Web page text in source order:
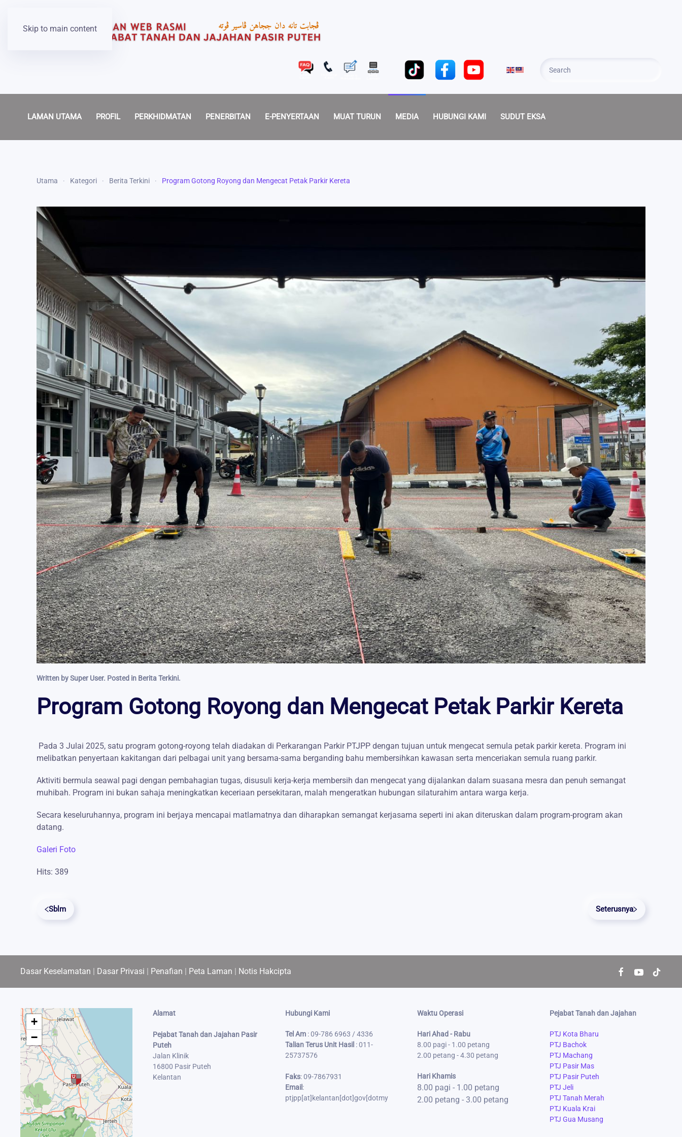
Skip to main content
LAMAN UTAMA PROFIL PERKHIDMATAN PENERBITAN E-PENYERTAAN MUAT TURUN MEDIA HUBUNGI KAMI SUDUT EKSA
Utama Kategori Berita Terkini Program Gotong Royong dan Mengecat Petak Parkir Kereta
Written by Super User. Posted in Berita Terkini.
Program Gotong Royong dan Mengecat Petak Parkir Kereta
Pada 3 Julai 2025, satu program gotong-royong telah diadakan di Perkarangan Parkir PTJPP dengan tujuan untuk mengecat semula petak parkir kereta. Program ini
melibatkan penyertaan kakitangan dari pelbagai unit yang bersama-sama berganding bahu membersihkan kawasan serta menceriakan semula ruang parkir.
Aktiviti bermula seawal pagi dengan pembahagian tugas, disusuli kerja-kerja membersih dan mengecat yang dijalankan dalam suasana mesra dan penuh semangat
muhibah. Program ini bukan sahaja meningkatkan keceriaan persekitaran, malah mengeratkan hubungan silaturahim antara warga kerja.
Secara keseluruhannya, program ini berjaya mencapai matlamatnya dan diharapkan semangat kerjasama seperti ini akan diteruskan dalam program-program akan
datang.
Galeri Foto
Hits: 389
Sblm Seterusnya
Dasar Keselamatan | Dasar Privasi | Penafian | Peta Laman | Notis Hakcipta
+
−
Alamat
Pejabat Tanah dan Jajahan Pasir
Puteh
Jalan Klinik
16800 Pasir Puteh
Kelantan
Hubungi Kami
Tel Am: 09-786 6963 / 4336
Talian Terus Unit Hasil : 011-
25737576
Faks:09-7867931
Email :
ptjpp[at]kelantan[dot]gov[dotmy
Waktu Operasi
Hari Ahad - Rabu
8.00 pagi - 1.00 petang
2.00 petang - 4.30 petang
Hari Khamis
8.00 pagi - 1.00 petang
2.00 petang - 3.00 petang
Pejabat Tanah dan Jajahan
PTJ Kota Bharu
PTJ Bachok
PTJ Machang
PTJ Pasir Mas
PTJ Pasir Puteh
PTJ Jeli
PTJ Tanah Merah
PTJ Kuala Krai
PTJ Gua Musang